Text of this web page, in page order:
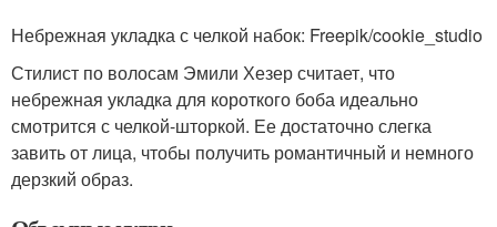
Небрежная укладка с челкой набок: Freepik/cookie_studio
Стилист по волосам Эмили Хезер считает, что
небрежная укладка для короткого боба идеально
смотрится с челкой-шторкой. Ее достаточно слегка
завить от лица, чтобы получить романтичный и немного
дерзкий образ.